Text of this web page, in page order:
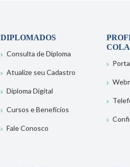
DIPLOMADOS
Consulta de Diploma
Atualize seu Cadastro
Diploma Digital
Cursos e Benefícios
Fale Conosco